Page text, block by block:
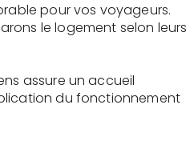
pour vos voyageurs.
le logement selon leurs
assure un accueil
du fonctionnement